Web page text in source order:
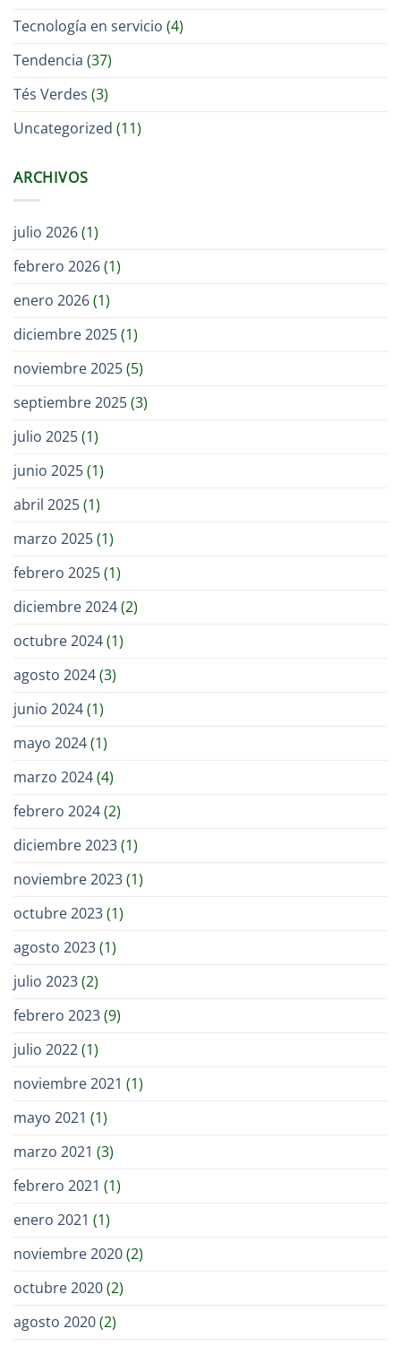
Tecnología en servicio (4)
Tendencia (37)
Tés Verdes (3)
Uncategorized (11)
ARCHIVOS
julio 2026(1)
febrero 2026(1)
enero 2026(1)
diciembre 2025(1)
noviembre 2025(5)
septiembre 2025(3)
julio 2025(1)
junio 2025(1)
abril 2025(1)
marzo 2025(1)
febrero 2025(1)
diciembre 2024(2)
octubre 2024(1)
agosto 2024(3)
junio 2024(1)
mayo 2024(1)
marzo 2024(4)
febrero 2024(2)
diciembre 2023(1)
noviembre 2023(1)
octubre 2023(1)
agosto 2023(1)
julio 2023(2)
febrero 2023(9)
julio 2022(1)
noviembre 2021 (1)
mayo 2021 (1)
marzo 2021 (3)
febrero 2021 (1)
enero 2021 (1)
noviembre 2020(2)
octubre 2020(2)
agosto 2020(2)